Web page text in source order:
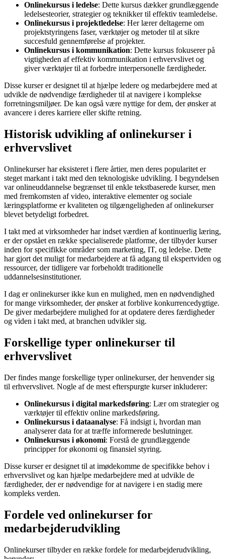
Onlinekursus i ledelse: Dette kursus dækker grundlæggende
ledelsesteorier, strategier og teknikker til effektiv teamledelse.
Onlinekursus i projektledelse: Her lærer deltagerne om
projektstyringens faser, værktøjer og metoder til at sikre
succesfuld gennemførelse af projekter.
Onlinekursus i kommunikation: Dette kursus fokuserer på
vigtigheden af effektiv kommunikation i erhvervslivet og
giver værktøjer til at forbedre interpersonelle færdigheder.
Disse kurser er designet til at hjælpe ledere og medarbejdere med at
udvikle de nødvendige færdigheder til at navigere i komplekse
forretningsmiljøer. De kan også være nyttige for dem, der ønsker at
avancere i deres karriere eller skifte retning.
Historisk udvikling af onlinekurser i
erhvervslivet
Onlinekurser har eksisteret i flere årtier, men deres popularitet er
steget markant i takt med den teknologiske udvikling. I begyndelsen
var onlineuddannelse begrænset til enkle tekstbaserede kurser, men
med fremkomsten af video, interaktive elementer og sociale
læringsplatforme er kvaliteten og tilgængeligheden af onlinekurser
blevet betydeligt forbedret.
I takt med at virksomheder har indset værdien af kontinuerlig læring,
er der opstået en række specialiserede platforme, der tilbyder kurser
inden for specifikke områder som marketing, IT, og ledelse. Dette
har gjort det muligt for medarbejdere at få adgang til ekspertviden og
ressourcer, der tidligere var forbeholdt traditionelle
uddannelsesinstitutioner.
I dag er onlinekurser ikke kun en mulighed, men en nødvendighed
for mange virksomheder, der ønsker at forblive konkurrencedygtige.
De giver medarbejdere mulighed for at opdatere deres færdigheder
og viden i takt med, at branchen udvikler sig.
Forskellige typer onlinekurser til
erhvervslivet
Der findes mange forskellige typer onlinekurser, der henvender sig
til erhvervslivet. Nogle af de mest efterspurgte kurser inkluderer:
Onlinekursus i digital markedsføring: Lær om strategier og
værktøjer til effektiv online markedsføring.
Onlinekursus i dataanalyse: Få indsigt i, hvordan man
analyserer data for at træffe informerede beslutninger.
Onlinekursus i økonomi: Forstå de grundlæggende
principper for økonomi og finansiel styring.
Disse kurser er designet til at imødekomme de specifikke behov i
erhvervslivet og kan hjælpe medarbejdere med at udvikle de
færdigheder, der er nødvendige for at navigere i en stadig mere
kompleks verden.
Fordele ved onlinekurser for
medarbejderudvikling
Onlinekurser tilbyder en række fordele for medarbejderudvikling,